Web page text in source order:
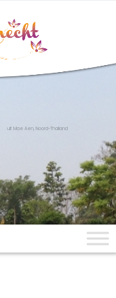
uit Mae Aen, Noord-Thailand